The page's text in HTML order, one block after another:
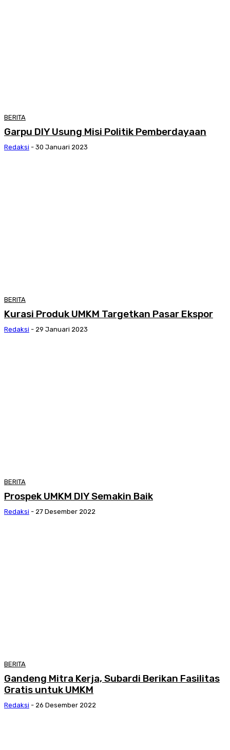
BERITA
Garpu DIY Usung Misi Politik Pemberdayaan
Redaksi - 30 Januari 2023
BERITA
Kurasi Produk UMKM Targetkan Pasar Ekspor
Redaksi - 29 Januari 2023
BERITA
Prospek UMKM DIY Semakin Baik
Redaksi - 27 Desember 2022
BERITA
Gandeng Mitra Kerja, Subardi Berikan Fasilitas
Gratis untuk UMKM
Redaksi - 26 Desember 2022